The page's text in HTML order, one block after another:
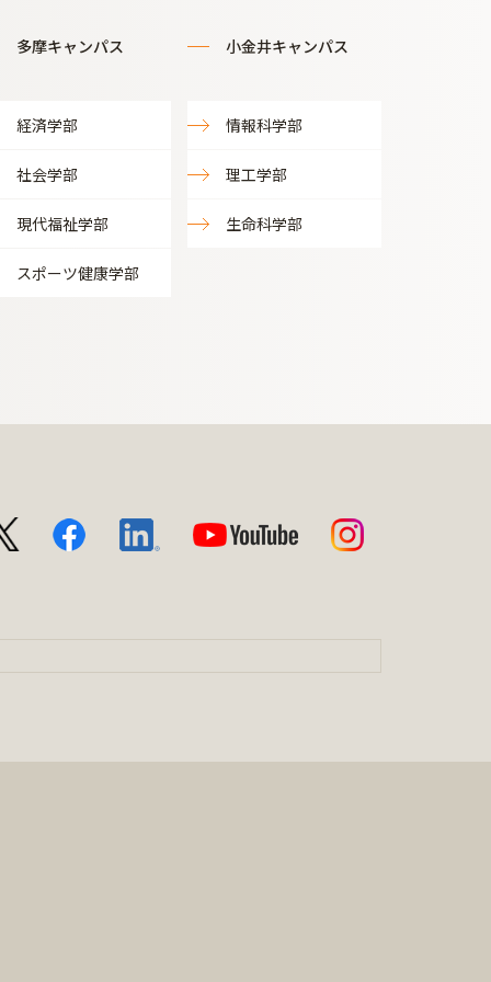
多摩キャンパス
経済学部
社会学部
現代福祉学部
スポーツ健康学部
小金井キャンパス
情報科学部
理工学部
生命科学部